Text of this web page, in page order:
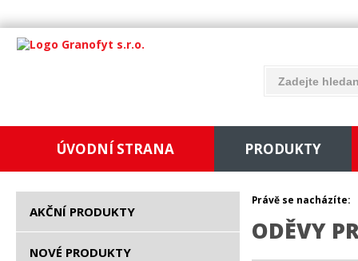
ÚVODNÍ STRANA PRODUKTY
AKČNÍ PRODUKTY
NOVÉ PRODUKTY
Právě se nacházíte:
ODĚVY